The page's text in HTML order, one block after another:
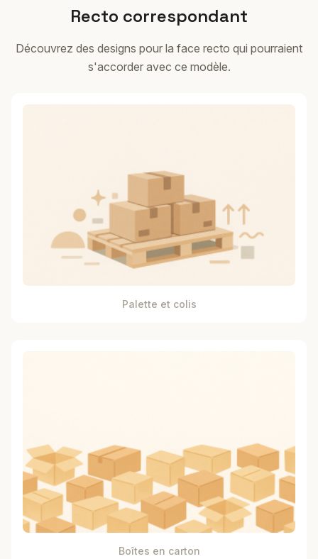
Recto correspondant
Découvrez des designs pour la face recto qui pourraient
s'accorder avec ce modèle.
Palette et colis
Boîtes en carton